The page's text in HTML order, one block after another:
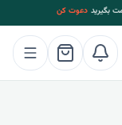
دعوت کن